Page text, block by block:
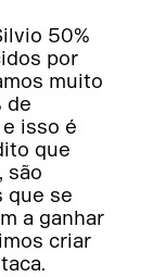
50%
por
muito
de
isso é
que
são
que se
a ganhar
criar